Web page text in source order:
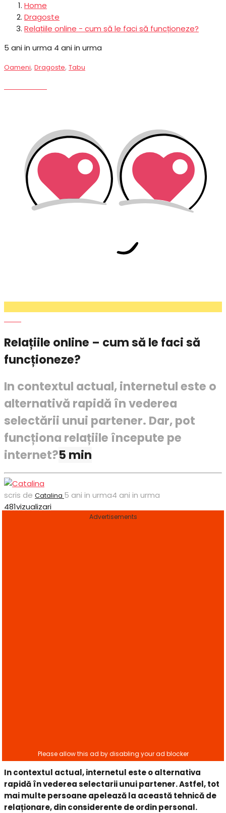
Home
Dragoste
Relațiile online - cum să le faci să funcționeze?
5 ani in urma 4 ani in urma
Oameni, Dragoste, Tabu
Relațiile online – cum să le faci să
funcționeze?
In contextul actual, internetul este o
alternativă rapidă în vederea
selectării unui partener. Dar, pot
funcționa relațiile începute pe
internet?5 min
scris de Catalina 5 ani in urma4 ani in urma
481vizualizari
Advertisements
In contextul actual, internetul este o alternativa
rapidă în vederea selectarii unui partener. Astfel, tot
mai multe persoane apelează la această tehnică de
relaționare, din considerente de ordin personal.